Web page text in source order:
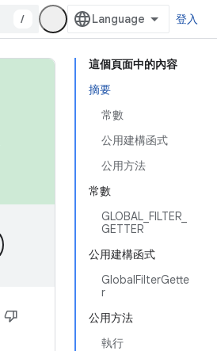
/ 登入
這個頁面中的內容
摘要
常數
公用建構函式
公用方法
常數
GLOBAL_FILTER_
GETTER
公用建構函式
GlobalFilterGette
r
公用方法
執行